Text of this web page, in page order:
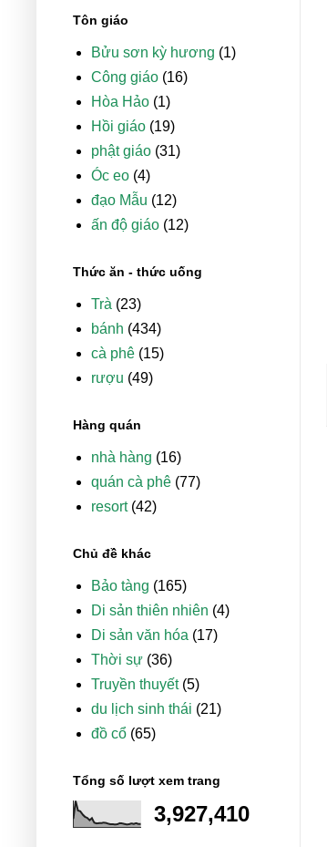
Tôn giáo
Bửu sơn kỳ hương (1)
Công giáo (16)
Hòa Hảo (1)
Hồi giáo (19)
phật giáo (31)
Óc eo (4)
đạo Mẫu (12)
ấn độ giáo (12)
Thức ăn - thức uống
Trà (23)
bánh (434)
cà phê (15)
rượu (49)
Hàng quán
nhà hàng (16)
quán cà phê (77)
resort (42)
Chủ đề khác
Bảo tàng (165)
Di sản thiên nhiên (4)
Di sản văn hóa (17)
Thời sự (36)
Truyền thuyết (5)
du lịch sinh thái (21)
đồ cổ (65)
Tổng số lượt xem trang
3,927,410